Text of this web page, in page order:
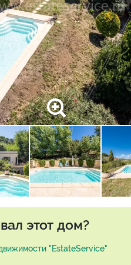
этот дом?
"EstateService"